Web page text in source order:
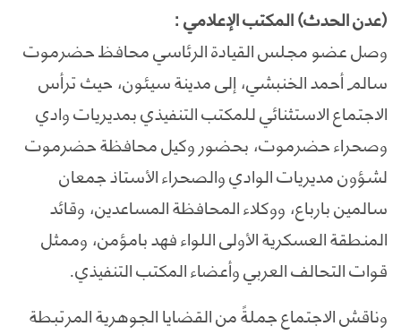
(عدن الحدث) المكتب الإعلامي :
وصل عضو مجلس القيادة الرئاسي محافظ حضرموت
سالم أحمد الخنبشي، إلى مدينة سيئون، حيث ترأس
الاجتماع الاستثنائي للمكتب التنفيذي بمديريات وادي
وصحراء حضرموت، بحضور وكيل محافظة حضرموت
لشؤون مديريات الوادي والصحراء الأستاذ جمعان
سالمين بارباع، ووكلاء المحافظة المساعدين، وقائد
المنطقة العسكرية الأولى اللواء فهد بامؤمن، وممثل
قوات التحالف العربي وأعضاء المكتب التنفيذي.
وناقش الاجتماع جملةً من القضايا الجوهرية المرتبطة